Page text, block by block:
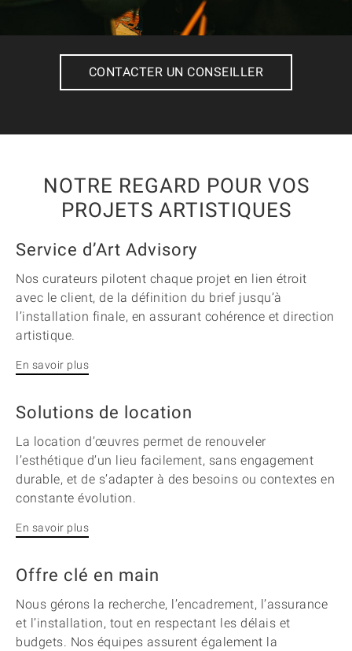
CONTACTER UN CONSEILLER
NOTRE REGARD POUR VOS
PROJETS ARTISTIQUES
Service d’Art Advisory
Nos curateurs pilotent chaque projet en lien étroit
avec le client, de la définition du brief jusqu’à
l’installation finale, en assurant cohérence et direction
artistique.
En savoir plus
Solutions de location
La location d’œuvres permet de renouveler
l’esthétique d’un lieu facilement, sans engagement
durable, et de s’adapter à des besoins ou contextes en
constante évolution.
En savoir plus
Offre clé en main
Nous gérons la recherche, l’encadrement, l’assurance
et l’installation, tout en respectant les délais et
budgets. Nos équipes assurent également la